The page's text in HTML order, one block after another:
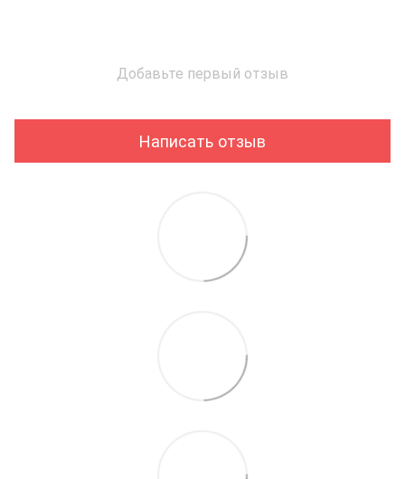
Добавьте первый отзыв
Написать отзыв